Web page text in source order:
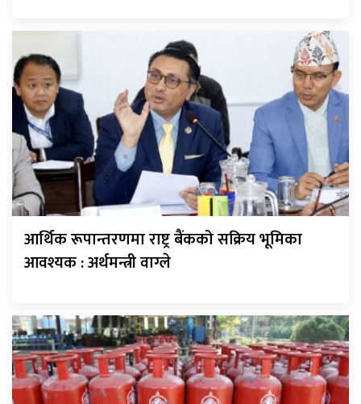
आर्थिक रूपान्तरणमा राष्ट्र बैंकको सक्रिय भूमिका
आवश्यक : अर्थमन्त्री वाग्ले